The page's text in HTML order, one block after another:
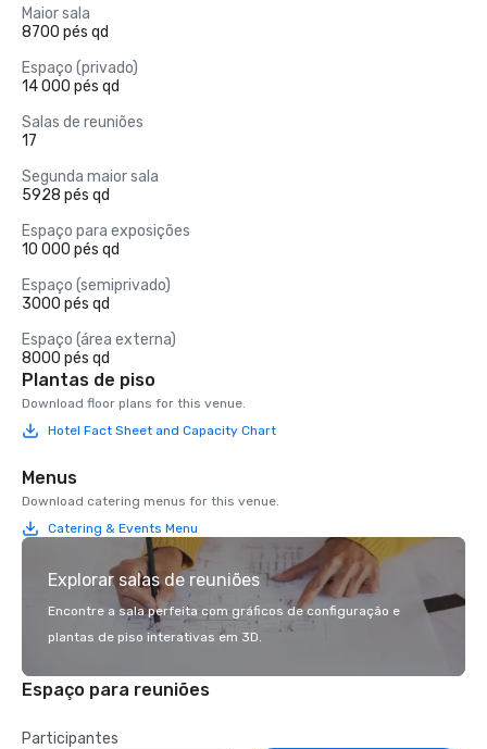
Maior sala
8700 pés qd
Espaço (privado)
14 000 pés qd
Salas de reuniões
17
Segunda maior sala
5928 pés qd
Espaço para exposições
10 000 pés qd
Espaço (semiprivado)
3000 pés qd
Espaço (área externa)
8000 pés qd
Plantas de piso
Download floor plans for this venue.
Hotel Fact Sheet and Capacity Chart
Menus
Download catering menus for this venue.
Catering & Events Menu
Explorar salas de reuniões
Encontre a sala perfeita com gráficos de configuração e
plantas de piso interativas em 3D.
Espaço para reuniões
Participantes